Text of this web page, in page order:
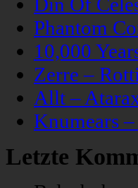
Phantom
10,000
Zerre –
Allt –
Knumears
Letzte